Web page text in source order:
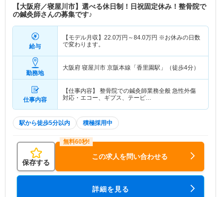
【大阪府／寝屋川市】選べる休日制！日祝固定休み！整骨院で
の鍼灸師さんの募集です♪
給与
【モデル月収】 22.0万円～84.0万円 ※お休みの日数
で変わります。
勤務地
大阪府 寝屋川市 京阪本線「香里園駅」（徒歩4分）
仕事内容
【仕事内容】 整骨院での鍼灸師業務全般 急性外傷
対応・エコー、ギプス、テーピ…
駅から徒歩5分以内 積極採用中
保存する
この求人を問い合わせる
詳細を見る